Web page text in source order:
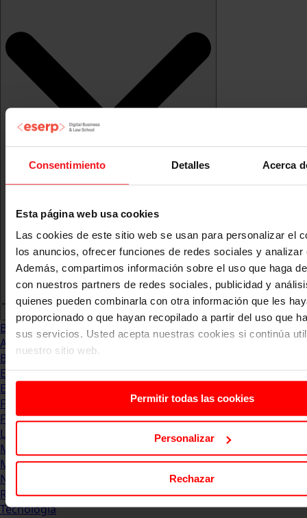
Consentimiento Detalles Acerca
Esta página web usa cookies
Las cookies de este sitio web se usan para personalizar el
los anuncios, ofrecer funciones de redes sociales y analizar
Además, compartimos información sobre el uso que haga
con nuestros partners de redes sociales, publicidad y
quienes pueden combinarla con otra información que les
proporcionado o que hayan recopilado a partir del uso que
sus servicios. Usted acepta nuestras cookies si continúa
nuestro sitio web.
Permitir todas las cookies
Personalizar
Rechazar
Blog
Abogacia
Business
Empleo & Emprendimiento
Empresas
Finanzas
Formación & Estudios
Luxury
Management
Marketing & Comunicación
Negocios
Recursos Humanos
Tecnología